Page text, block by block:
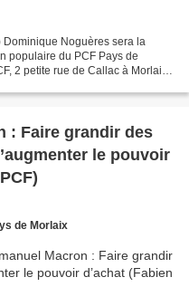
Noguères sera la
populaire du PCF Pays de
2 petite rue de Callac à Morlaix
: Faire grandir des
le pouvoir
de Morlaix